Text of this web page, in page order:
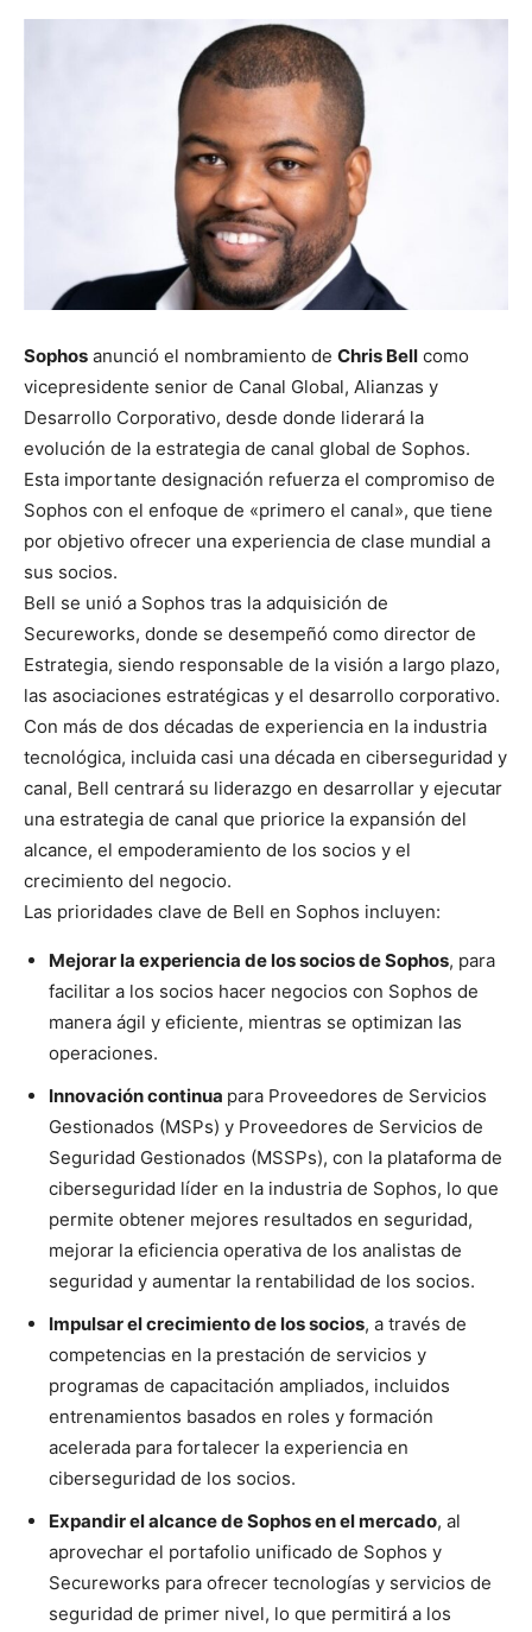
Sophos anunció el nombramiento de Chris Bell como
vicepresidente senior de Canal Global, Alianzas y
Desarrollo Corporativo, desde donde liderará la
evolución de la estrategia de canal global de Sophos.
Esta importante designación refuerza el compromiso de
Sophos con el enfoque de «primero el canal», que tiene
por objetivo ofrecer una experiencia de clase mundial a
sus socios.
Bell se unió a Sophos tras la adquisición de
Secureworks, donde se desempeñó como director de
Estrategia, siendo responsable de la visión a largo plazo,
las asociaciones estratégicas y el desarrollo corporativo.
Con más de dos décadas de experiencia en la industria
tecnológica, incluida casi una década en ciberseguridad y
canal, Bell centrará su liderazgo en desarrollar y ejecutar
una estrategia de canal que priorice la expansión del
alcance, el empoderamiento de los socios y el
crecimiento del negocio.
Las prioridades clave de Bell en Sophos incluyen:
Mejorar la experiencia de los socios de Sophos, para
facilitar a los socios hacer negocios con Sophos de
manera ágil y eficiente, mientras se optimizan las
operaciones.
Innovación continua para Proveedores de Servicios
Gestionados (MSPs) y Proveedores de Servicios de
Seguridad Gestionados (MSSPs), con la plataforma de
ciberseguridad líder en la industria de Sophos, lo que
permite obtener mejores resultados en seguridad,
mejorar la eficiencia operativa de los analistas de
seguridad y aumentar la rentabilidad de los socios.
Impulsar el crecimiento de los socios, a través de
competencias en la prestación de servicios y
programas de capacitación ampliados, incluidos
entrenamientos basados en roles y formación
acelerada para fortalecer la experiencia en
ciberseguridad de los socios.
Expandir el alcance de Sophos en el mercado, al
aprovechar el portafolio unificado de Sophos y
Secureworks para ofrecer tecnologías y servicios de
seguridad de primer nivel, lo que permitirá a los